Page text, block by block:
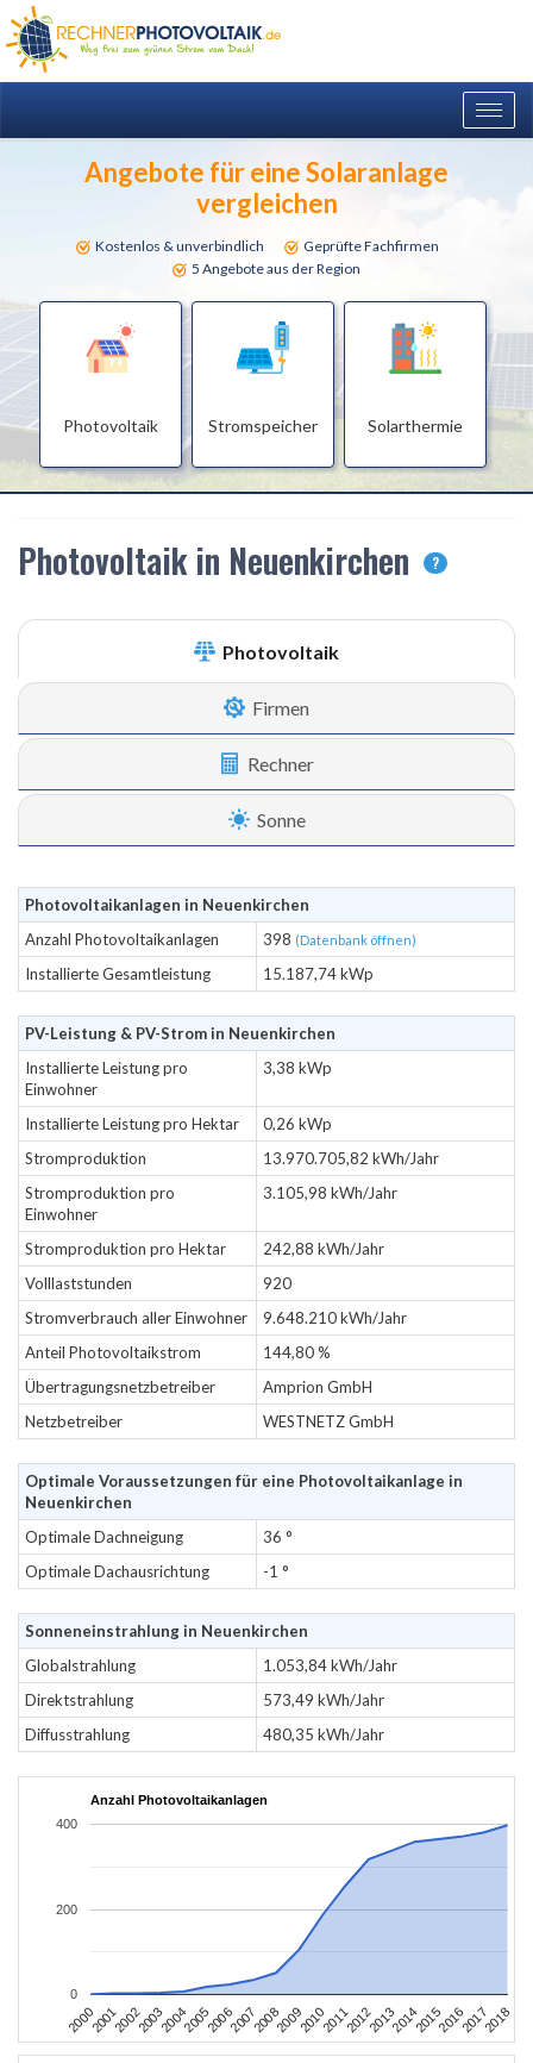
Angebote für eine Solaranlage
vergleichen
Kostenlos & unverbindlich
Geprüfte Fachfirmen
5 Angebote aus der Region
Photovoltaik Stromspeicher Solarthermie
Photovoltaik in Neuenkirchen ?
Photovoltaik
Firmen
Rechner
Sonne
Photovoltaikanlagen in Neuenkirchen
Anzahl Photovoltaikanlagen
398 (Datenbank öffnen)
Installierte Gesamtleistung 15.187,74 kWp
PV-Leistung & PV-Strom in Neuenkirchen
Installierte Leistung pro
Einwohner
3,38 kWp
Installierte Leistung pro Hektar
0,26 kWp
Stromproduktion
13.970.705,82 kWh/Jahr
Stromproduktion pro
Einwohner
3.105,98 kWh/Jahr
Stromproduktion pro Hektar
242,88 kWh/Jahr
Volllaststunden
920
Stromverbrauch aller Einwohner
9.648.210 kWh/Jahr
Anteil Photovoltaikstrom
144,80 %
Übertragungsnetzbetreiber
Amprion GmbH
Netzbetreiber
WESTNETZ GmbH
Optimale Voraussetzungen für eine Photovoltaikanlage in
Neuenkirchen
Optimale Dachneigung
36 °
Optimale Dachausrichtung
-1 °
Sonneneinstrahlung in Neuenkirchen
Globalstrahlung
1.053,84 kWh/Jahr
Direktstrahlung
573,49 kWh/Jahr
Diffusstrahlung
480,35 kWh/Jahr
Anzahl Photovoltaikanlagen
2000200120022003200420052006200720082009201020112012201320142015201620172018
0
200
400